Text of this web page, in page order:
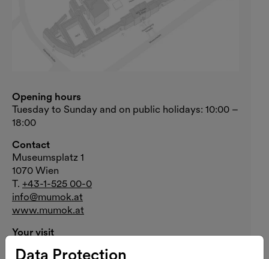
Opening hours
Tuesday to Sunday and on public holidays: 10:00 –
18:00
Contact
Museumsplatz 1
1070 Wien
T. +43-1-525 00-0
info@mumok.at
www.mumok.at
Your visit
Data Protection